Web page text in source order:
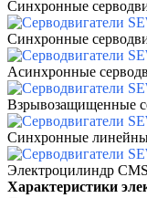
Синхронные
Синхронные
Асинхронные
Взрывозащищенные
Синхронные
Электроцилиндр CMS
Характеристики